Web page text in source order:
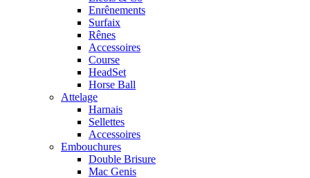
Enrênements
Surfaix
Rênes
Accessoires
Course
HeadSet
Horse Ball
Attelage
Harnais
Sellettes
Accessoires
Embouchures
Double Brisure
Mac Genis